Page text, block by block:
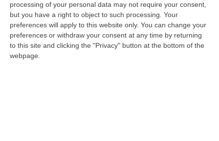
processing of your personal data may not require your consent,
but you have a right to object to such processing. Your
preferences will apply to this website only. You can change your
preferences or withdraw your consent at any time by returning
to this site and clicking the "Privacy" button at the bottom of the
webpage.
risultati raggiunti il 12 e il 13 dicembre
Pubblicato il: 14/12/24 – 12:16